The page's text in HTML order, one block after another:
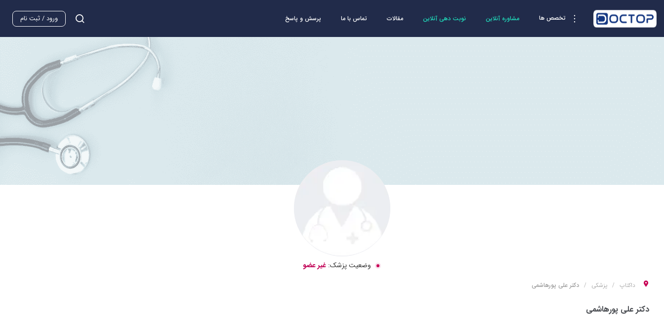
تخصص ها مشاوره آنلاین نوبت دهی آنلاین مقالات تماس با ما پرسش و پاسخ ورود / ثبت نام
وضعیت پزشک: غیر عضو
داکتاپ پزشکی دکتر علی پورهاشمی
دکتر علی پورهاشمی